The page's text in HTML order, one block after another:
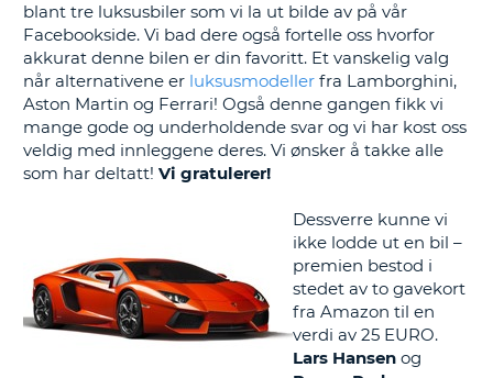
blant tre luksusbiler som vi la ut bilde av på vår
Facebookside. Vi bad dere også fortelle oss hvorfor
akkurat denne bilen er din favoritt. Et vanskelig valg
når alternativene er luksusmodeller fra Lamborghini,
Aston Martin og Ferrari! Også denne gangen fikk vi
mange gode og underholdende svar og vi har kost oss
veldig med innleggene deres. Vi ønsker å takke alle
som har deltatt! Vi gratulerer!
Dessverre kunne vi
ikke lodde ut en bil –
premien bestod i
stedet av to gavekort
fra Amazon til en
verdi av 25 EURO.
Lars Hansen og